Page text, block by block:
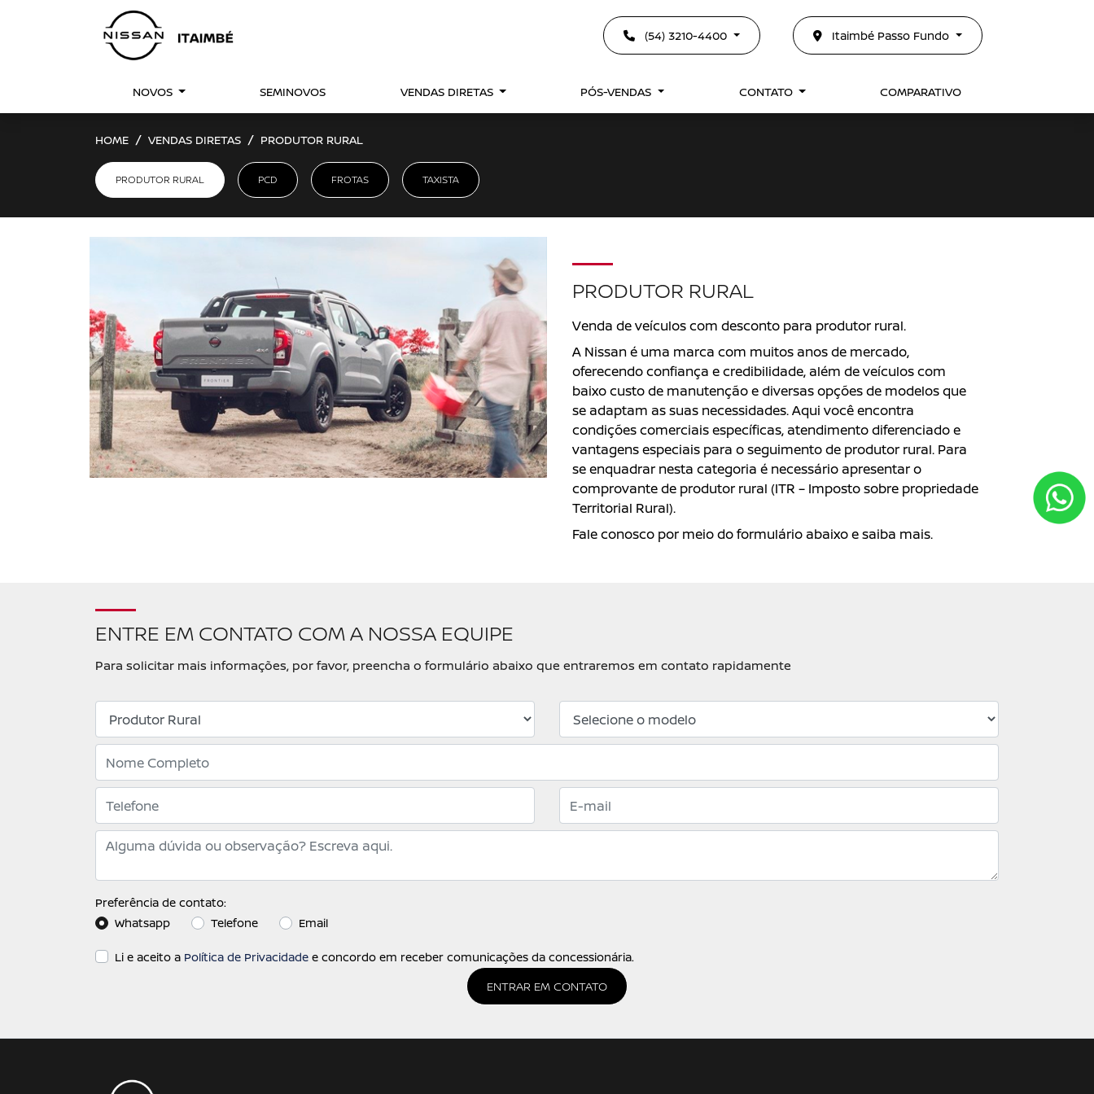
(54) 3210-4400 Itaimbé Passo Fundo
NOVOS SEMINOVOS VENDAS DIRETAS PÓS-VENDAS CONTATO COMPARATIVO
HOME VENDAS DIRETAS PRODUTOR RURAL
PRODUTOR RURAL PCD FROTAS TAXISTA
PRODUTOR RURAL
Venda de veículos com desconto para produtor rural.
A Nissan é uma marca com muitos anos de mercado,
oferecendo confiança e credibilidade, além de veículos com
baixo custo de manutenção e diversas opções de modelos que
se adaptam as suas necessidades. Aqui você encontra
condições comerciais específicas, atendimento diferenciado e
vantagens especiais para o seguimento de produtor rural. Para
se enquadrar nesta categoria é necessário apresentar o
comprovante de produtor rural (ITR – Imposto sobre propriedade
Territorial Rural).
Fale conosco por meio do formulário abaixo e saiba mais.
ENTRE EM CONTATO COM A NOSSA EQUIPE
Para solicitar mais informações, por favor, preencha o formulário abaixo que entraremos em contato rapidamente
Preferência de contato:
Whatsapp
Telefone Email
Li e aceito a Política de Privacidade e concordo em receber comunicações da concessionária.
ENTRAR EM CONTATO